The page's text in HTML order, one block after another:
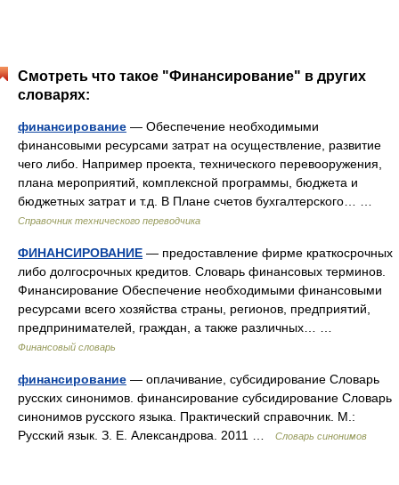
Смотреть что такое "Финансирование" в других
словарях:
финансирование — Обеспечение необходимыми
финансовыми ресурсами затрат на осуществление, развитие
чего либо. Например проекта, технического перевооружения,
плана мероприятий, комплексной программы, бюджета и
бюджетных затрат и т.д. В Плане счетов бухгалтерского… …
Справочник технического переводчика
ФИНАНСИРОВАНИЕ — предоставление фирме краткосрочных
либо долгосрочных кредитов. Словарь финансовых терминов.
Финансирование Обеспечение необходимыми финансовыми
ресурсами всего хозяйства страны, регионов, предприятий,
предпринимателей, граждан, а также различных… …
Финансовый словарь
финансирование — оплачивание, субсидирование Словарь
русских синонимов. финансирование субсидирование Словарь
синонимов русского языка. Практический справочник. М.:
Русский язык. З. Е. Александрова. 2011 …
Словарь синонимов